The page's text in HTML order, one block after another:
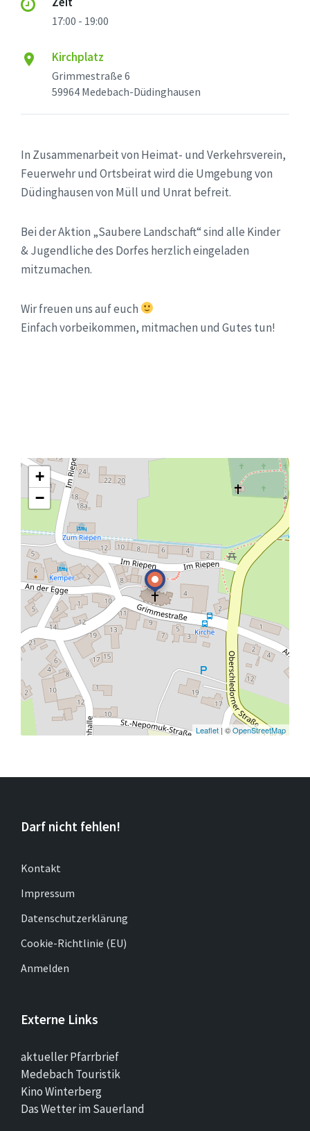
17:00 - 19:00
Kirchplatz
Grimmestraße 6
59964 Medebach-Düdinghausen
In Zusammenarbeit von Heimat- und Verkehrsverein,
Feuerwehr und Ortsbeirat wird die Umgebung von
Düdinghausen von Müll und Unrat befreit.
Bei der Aktion „Saubere Landschaft“ sind alle Kinder
& Jugendliche des Dorfes herzlich eingeladen
mitzumachen.
Wir freuen uns auf euch
Einfach vorbeikommen, mitmachen und Gutes tun!
+
−
Leaflet | ©OpenStreetMap
Darf nicht fehlen!
Kontakt
Impressum
Datenschutzerklärung
Cookie-Richtlinie (EU)
Anmelden
Externe Links
aktueller Pfarrbrief
Medebach Touristik
Kino Winterberg
Das Wetter im Sauerland